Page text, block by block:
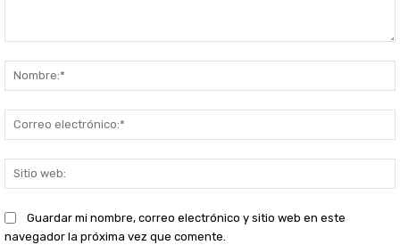
Guardar mi nombre, correo electrónico y sitio web en este
navegador la próxima vez que comente.